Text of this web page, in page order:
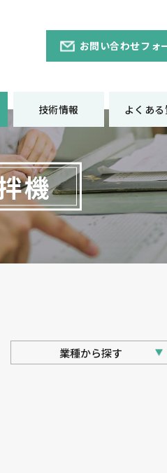
お問い合わせフォ
技術情報 よくあ
機
業種から探す